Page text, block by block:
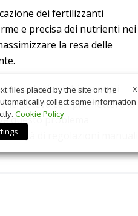
dei fertilizzanti
e precisa dei nutrienti nei
la resa delle
chiave degli
poteva compromettere la
questo problema
di regolazioni manuali.
X
files placed by the site on the
collect some information
Cookie Policy